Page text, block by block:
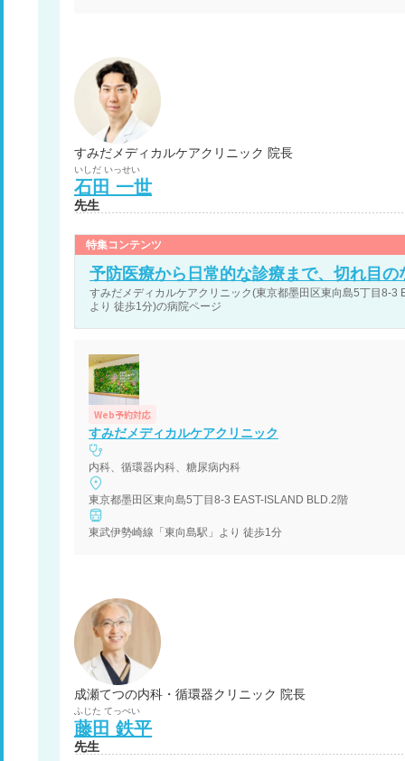
すみだメディカルケアクリニック 院長
いしだ いっせい
石田 一世
先生
特集コンテンツ
予防医療から日常的な診療まで、切れ目の
すみだメディカルケアクリニック(東京都墨田区東向島5丁目8-3
より 徒歩1分)の病院ページ
Web予約対応
すみだメディカルケアクリニック
内科、循環器内科、糖尿病内科
東京都墨田区東向島5丁目8-3 EAST-ISLAND BLD.2階
東武伊勢崎線「東向島駅」より 徒歩1分
成瀬てつの内科・循環器クリニック 院長
ふじた てっぺい
藤田 鉄平
先生